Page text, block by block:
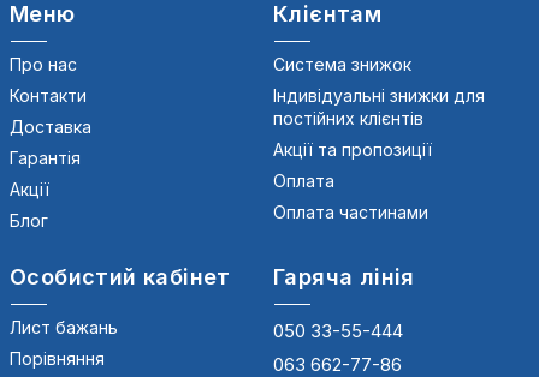
Меню
Про нас
Контакти
Доставка
Гарантія
Акції
Блог
Клієнтам
Система знижок
Індивідуальні знижки для
постійних клієнтів
Акції та пропозиції
Оплата
Оплата частинами
Особистий кабінет
Лист бажань
Порівняння
Гаряча лінія
050 33-55-444
063 662-77-86